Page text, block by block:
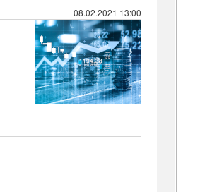
08.02.2021 13:00